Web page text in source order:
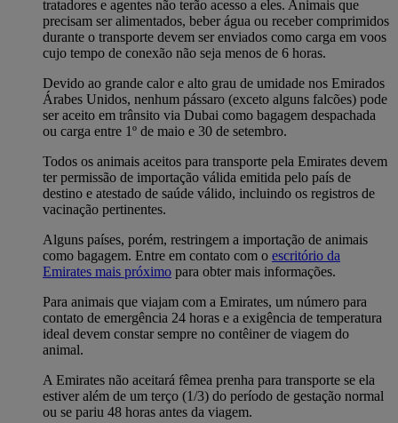
tratadores e agentes não terão acesso a eles. Animais que
precisam ser alimentados, beber água ou receber comprimidos
durante o transporte devem ser enviados como carga em voos
cujo tempo de conexão não seja menos de 6 horas.
Devido ao grande calor e alto grau de umidade nos Emirados
Árabes Unidos, nenhum pássaro (exceto alguns falcões) pode
ser aceito em trânsito via Dubai como bagagem despachada
ou carga entre 1º de maio e 30 de setembro.
Todos os animais aceitos para transporte pela Emirates devem
ter permissão de importação válida emitida pelo país de
destino e atestado de saúde válido, incluindo os registros de
vacinação pertinentes.
Alguns países, porém, restringem a importação de animais
como bagagem. Entre em contato com o escritório da
Emirates mais próximo para obter mais informações.
Para animais que viajam com a Emirates, um número para
contato de emergência 24 horas e a exigência de temperatura
ideal devem constar sempre no contêiner de viagem do
animal.
A Emirates não aceitará fêmea prenha para transporte se ela
estiver além de um terço (1/3) do período de gestação normal
ou se pariu 48 horas antes da viagem.